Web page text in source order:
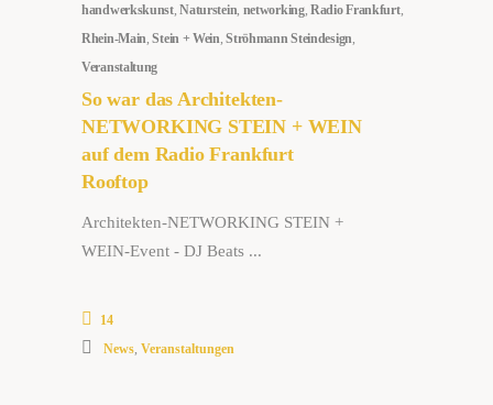
handwerkskunst,Naturstein networking,Radio Frankfurt,
Rhein-Main ,Stein + Wein ,Ströhmann Steindesign
Veranstaltung
So war das Architekten-
NETWORKING STEIN + WEIN
auf dem Radio Frankfurt
Rooftop
Architekten-NETWORKING STEIN +
WEIN-Event - DJ Beats
14
News Veranstaltungen